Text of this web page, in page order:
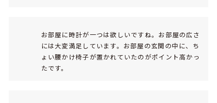
お部屋に時計が一つは欲しいですね。お部屋の広さ
には大変満足しています。お部屋の玄関の中に、ち
ょい腰かけ椅子が置かれていたのがポイント高かっ
たです。